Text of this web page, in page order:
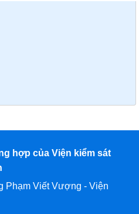
hợp của Viện kiểm sát
Phạm Viết Vượng - Viện